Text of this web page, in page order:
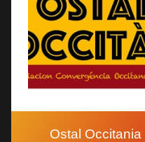
Ostal Occitania